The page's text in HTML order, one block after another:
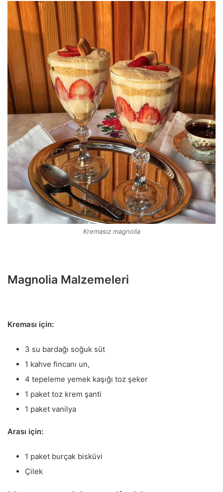
Kremasız magnolia
Magnolia Malzemeleri
Kreması için:
3 su bardağı soğuk süt
1 kahve fincanı un,
4 tepeleme yemek kaşığı toz şeker
1 paket toz krem şanti
1 paket vanilya
Arası için:
1 paket burçak bisküvi
Çilek